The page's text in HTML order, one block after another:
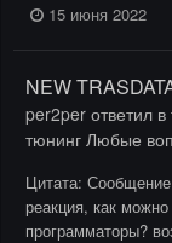
15 июня 2022
NEW
per2per ответил
тюнинг Любые
Цитата:
реакция, как
программаторы?